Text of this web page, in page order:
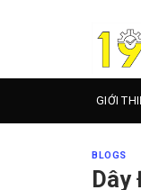
GIỚI
BLOGS
Dây